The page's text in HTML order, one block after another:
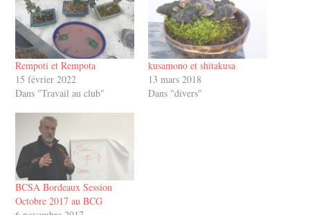
Rempoti et Rempota
15 février 2022
Dans "Travail au club"
kusamono et shitakusa
13 mars 2018
Dans "divers"
BCSA Bordeaux Session
Octobre 2017 au BCG